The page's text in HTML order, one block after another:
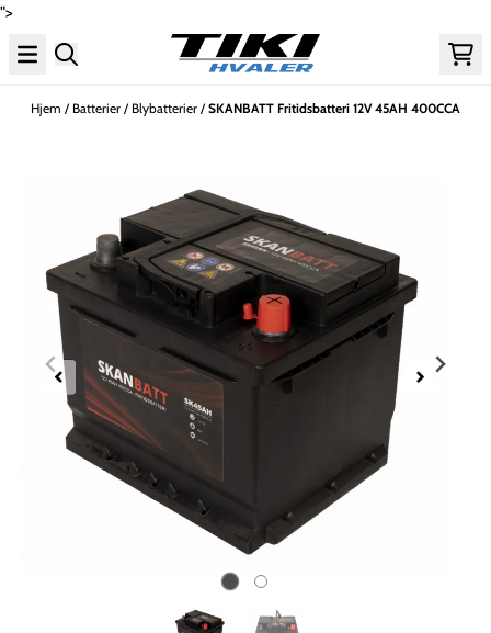
">
Hopp til innhold
Hjem / Batterier / Blybatterier / SKANBATT Fritidsbatteri 12V 45AH 400CCA